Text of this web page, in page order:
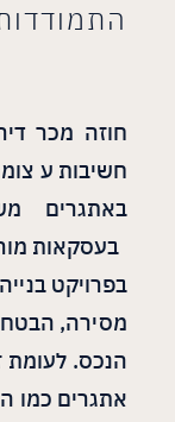
חוזה מכר
חשיבות
באתגרים
בעסקאות
בפרויקט
מסירה,
הנכס. לעומת
אתגרים כמו